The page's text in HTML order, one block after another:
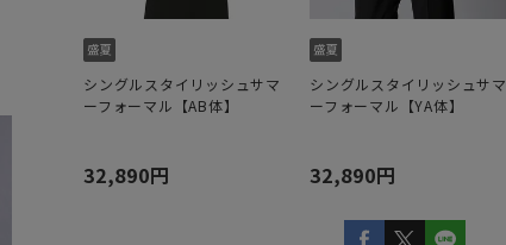
シングルスタイリッシュサマ
ーフォーマル【AB体】
32,890円
シングルスタイリッシュサマ
ーフォーマル【YA体】
32,890円